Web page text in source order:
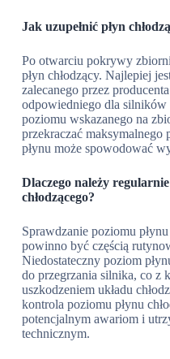
Jak uzupełnić płyn
Po otwarciu pokrywy
płyn chłodzący. Najlepiej
zalecanego przez
odpowiedniego dla silników
poziomu wskazanego na
przekraczać maksymalnego
płynu może spowodować
Dlaczego należy
chłodzącego?
Sprawdzanie poziomu
powinno być częścią
Niedostateczny poziom
do przegrzania silnika, co z
uszkodzeniem układu
kontrola poziomu płynu
potencjalnym awariom i
technicznym.